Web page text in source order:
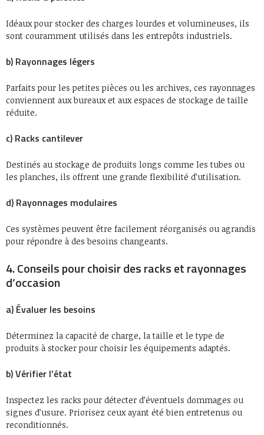
Idéaux pour stocker des charges lourdes et volumineuses, ils
sont couramment utilisés dans les entrepôts industriels.
b) Rayonnages légers
Parfaits pour les petites pièces ou les archives, ces rayonnages
conviennent aux bureaux et aux espaces de stockage de taille
réduite.
c) Racks cantilever
Destinés au stockage de produits longs comme les tubes ou
les planches, ils offrent une grande flexibilité d’utilisation.
d) Rayonnages modulaires
Ces systèmes peuvent être facilement réorganisés ou agrandis
pour répondre à des besoins changeants.
4. Conseils pour choisir des racks et rayonnages
d’occasion
a) Évaluer les besoins
Déterminez la capacité de charge, la taille et le type de
produits à stocker pour choisir les équipements adaptés.
b) Vérifier l’état
Inspectez les racks pour détecter d’éventuels dommages ou
signes d’usure. Priorisez ceux ayant été bien entretenus ou
reconditionnés.